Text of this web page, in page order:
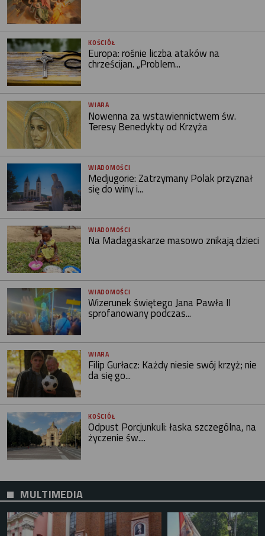
KOŚCIÓŁ
Europa: rośnie liczba ataków na
chrześcijan. „Problem...
WIARA
Nowenna za wstawiennictwem św.
Teresy Benedykty od Krzyża
WIADOMOŚCI
Medjugorie: Zatrzymany Polak przyznał
się do winy i...
WIADOMOŚCI
Na Madagaskarze masowo znikają dzieci
WIADOMOŚCI
Wizerunek świętego Jana Pawła II
sprofanowany podczas...
WIARA
Filip Gurłacz: Każdy niesie swój krzyż; nie
da się go...
KOŚCIÓŁ
Odpust Porcjunkuli: łaska szczególna, na
życzenie św....
MULTIMEDIA